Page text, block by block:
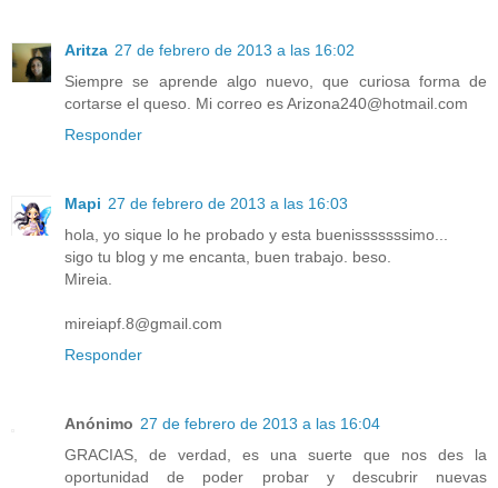
Aritza 27 de febrero de 2013 a las 16:02
Siempre se aprende algo nuevo, que curiosa forma de
cortarse el queso. Mi correo es Arizona240@hotmail.com
Responder
Mapi 27 de febrero de 2013 a las 16:03
hola, yo sique lo he probado y esta buenisssssssimo...
sigo tu blog y me encanta, buen trabajo. beso.
Mireia.
mireiapf.8@gmail.com
Responder
Anónimo 27 de febrero de 2013 a las 16:04
GRACIAS, de verdad, es una suerte que nos des la
oportunidad de poder probar y descubrir nuevas